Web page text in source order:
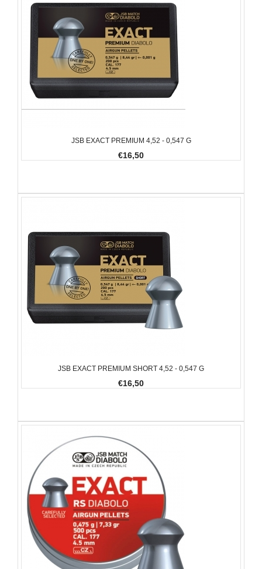
JSB EXACT PREMIUM 4,52 - 0,547 G
€16,50
JSB EXACT PREMIUM SHORT 4,52 - 0,547 G
€16,50